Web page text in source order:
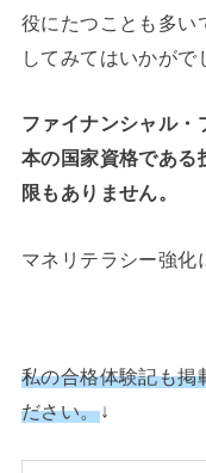
役にたつことも多い
してみてはいかがで
ファイナンシャル・
本の国家資格である
限もありません。
マネリテラシー強化
私の合格体験記も掲
ださい。↓